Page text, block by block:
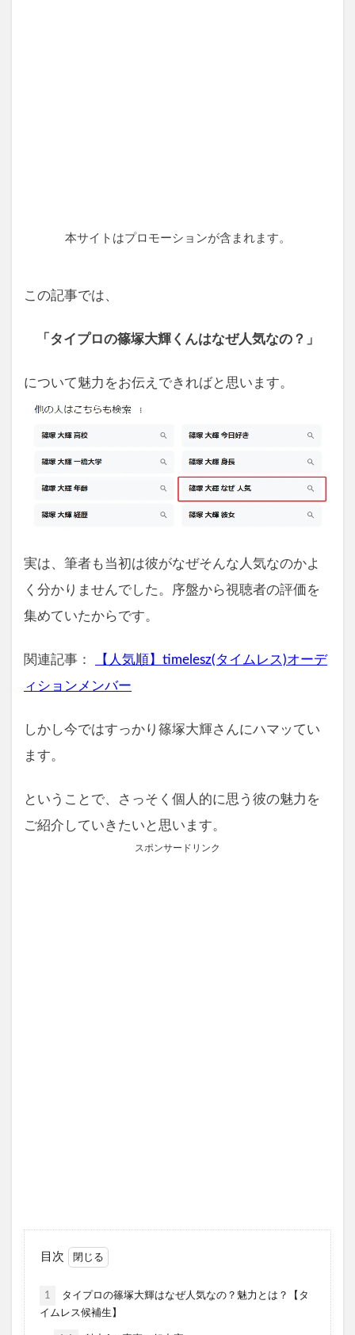
本サイトはプロモーションが含まれます。
この記事では、
「タイプロの篠塚大輝くんはなぜ人気なの？」
について魅力をお伝えできればと思います。
実は、筆者も当初は彼がなぜそんな人気なのかよ
く分かりませんでした。序盤から視聴者の評価を
集めていたからです。
関連記事： 【人気順】timelesz(タイムレス)オーデ
ィションメンバー
しかし今ではすっかり篠塚大輝さんにハマッてい
ます。
ということで、さっそく個人的に思う彼の魅力を
ご紹介していきたいと思います。
スポンサードリンク
目次
1
タイプロの篠塚大輝はなぜ人気なの？魅力とは？【タ
イムレス候補生】